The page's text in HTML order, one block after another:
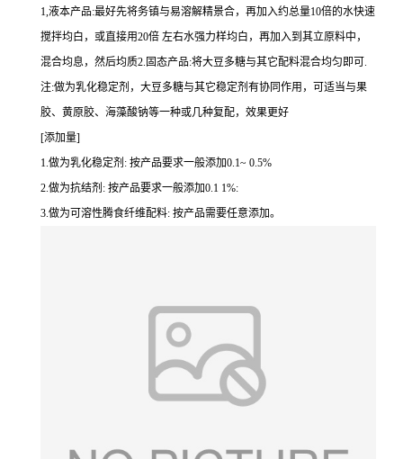
1,液本产品:最好先将务镇与易溶解精景合，再加入约总量10倍的水快速
搅拌均白，或直接用20倍 左右水强力样均白，再加入到其立原料中，
混合均息，然后均质2.固态产品:将大豆多糖与其它配料混合均匀即可.
注:做为乳化稳定剂，大豆多糖与其它稳定剂有协同作用，可适当与果
胶、黄原胶、海藻酸钠等一种或几种复配，效果更好
[添加量]
1.做为乳化稳定剂: 按产品要求一般添加0.1~ 0.5%
2.做为抗结剂: 按产品要求一般添加0.1 1%:
3.做为可溶性腾食纤维配料: 按产品需要任意添加。